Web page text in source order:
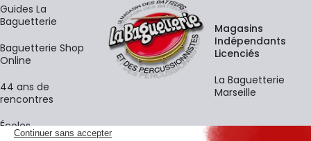
Guides La
Baguetterie
Baguetterie Shop
Online
44 ans de
rencontres
Écoles
Magasins
Indépendants
Licenciés
La Baguetterie
Marseille